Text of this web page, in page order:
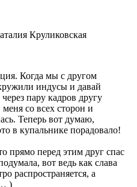
Круликовская
Когда мы с другом
индусы и давай
пару кадров другу
со всех сторон и
Теперь вот думаю,
в купальнике порадовало!
прямо перед этим друг спас
вот ведь как слава
распространяется, а
)